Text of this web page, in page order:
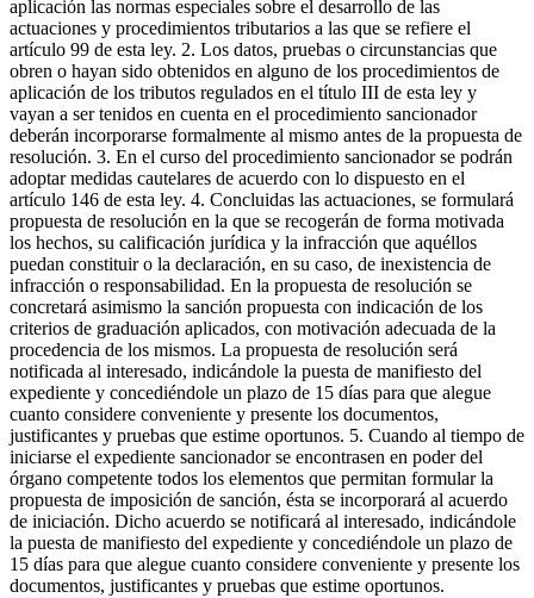
aplicación las normas especiales sobre el desarrollo de las
actuaciones y procedimientos tributarios a las que se refiere el
artículo 99 de esta ley. 2. Los datos, pruebas o circunstancias que
obren o hayan sido obtenidos en alguno de los procedimientos de
aplicación de los tributos regulados en el título III de esta ley y
vayan a ser tenidos en cuenta en el procedimiento sancionador
deberán incorporarse formalmente al mismo antes de la propuesta de
resolución. 3. En el curso del procedimiento sancionador se podrán
adoptar medidas cautelares de acuerdo con lo dispuesto en el
artículo 146 de esta ley. 4. Concluidas las actuaciones, se formulará
propuesta de resolución en la que se recogerán de forma motivada
los hechos, su calificación jurídica y la infracción que aquéllos
puedan constituir o la declaración, en su caso, de inexistencia de
infracción o responsabilidad. En la propuesta de resolución se
concretará asimismo la sanción propuesta con indicación de los
criterios de graduación aplicados, con motivación adecuada de la
procedencia de los mismos. La propuesta de resolución será
notificada al interesado, indicándole la puesta de manifiesto del
expediente y concediéndole un plazo de 15 días para que alegue
cuanto considere conveniente y presente los documentos,
justificantes y pruebas que estime oportunos. 5. Cuando al tiempo de
iniciarse el expediente sancionador se encontrasen en poder del
órgano competente todos los elementos que permitan formular la
propuesta de imposición de sanción, ésta se incorporará al acuerdo
de iniciación. Dicho acuerdo se notificará al interesado, indicándole
la puesta de manifiesto del expediente y concediéndole un plazo de
15 días para que alegue cuanto considere conveniente y presente los
documentos, justificantes y pruebas que estime oportunos.